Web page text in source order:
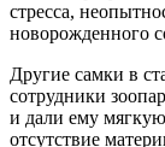
стресса,
новорожденного
Другие самки в
сотрудники
и дали ему
отсутствие